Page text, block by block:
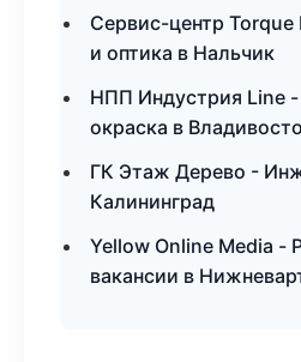
Сервис-центр Torque
и оптика в Нальчик
НПП Индустрия Line
окраска в
ГК Этаж Дерево -
Калининград
Yellow Online Media -
вакансии в